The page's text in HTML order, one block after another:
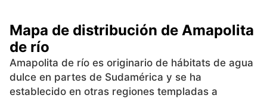
Mapa de distribución de Amapolita
de río
Amapolita de río es originario de hábitats de agua
dulce en partes de Sudamérica y se ha
establecido en otras regiones templadas a